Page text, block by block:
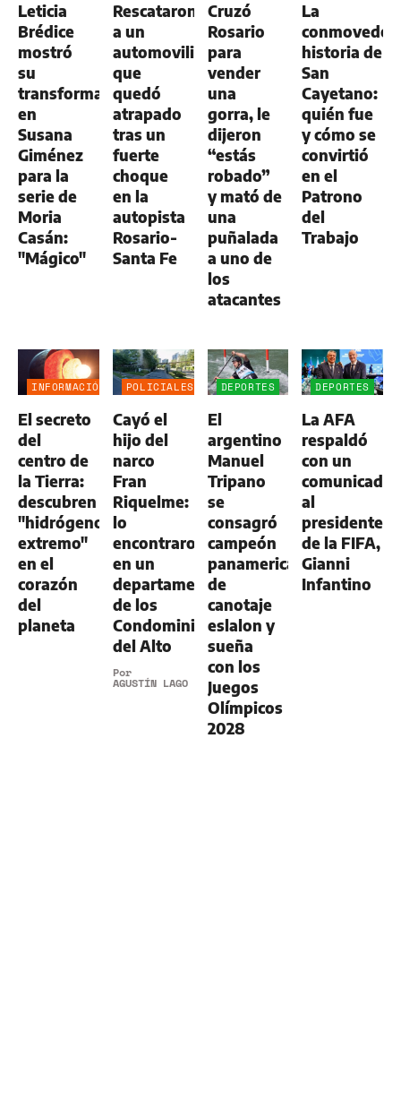
Leticia
Brédice
mostró
su
transformación
en
Susana
Giménez
para la
serie de
Moria
Casán:
"Mágico"
Rescataron
a un
automovilista
que
quedó
atrapado
tras un
fuerte
choque
en la
autopista
Rosario-
Santa Fe
Cruzó
Rosario
para
vender
una
gorra, le
dijeron
“estás
robado”
y mató de
una
puñalada
a uno de
los
atacantes
La
historia de
San
Cayetano:
quién fue
y cómo se
convirtió
en el
Patrono
del
Trabajo
INFORMACIÓN
El secreto
del
centro de
la Tierra:
descubren
"hidrógeno
extremo"
en el
corazón
del
planeta
POLICIALES
Cayó el
hijo del
narco
Fran
Riquelme:
lo
encontraron
en un
departamento
de los
Condominios
del Alto
Por
AGUSTÍN LAGO
DEPORTES
El
argentino
Manuel
Tripano
se
consagró
campeón
panamericano
de
canotaje
eslalon y
sueña
con los
Juegos
Olímpicos
2028
DEPORTES
La AFA
respaldó
con un
comunicado
al
presidente
de la FIFA,
Gianni
Infantino